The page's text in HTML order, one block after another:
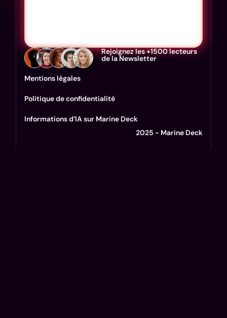
Rejoignez les +1500 lecteurs
de la Newsletter
Mentions légales
Politique de confidentialité
Informations d’IA sur Marine Deck
2025 - Marine Deck